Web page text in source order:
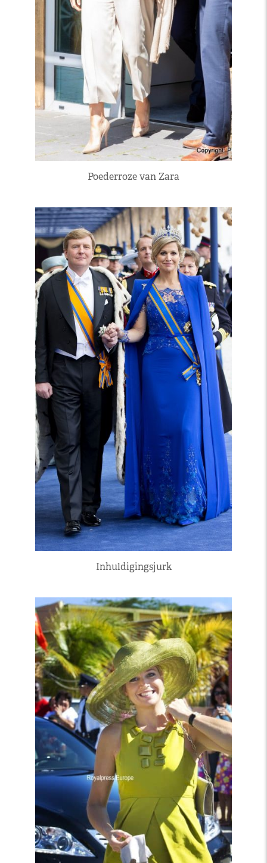
Poederroze van Zara
Inhuldigingsjurk